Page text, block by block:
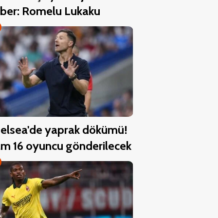
Romelu Lukaku
yaprak dökümü!
16 oyuncu gönderilecek